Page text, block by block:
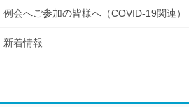
例会へご参加の皆様へ（COVID-19関連）
新着情報